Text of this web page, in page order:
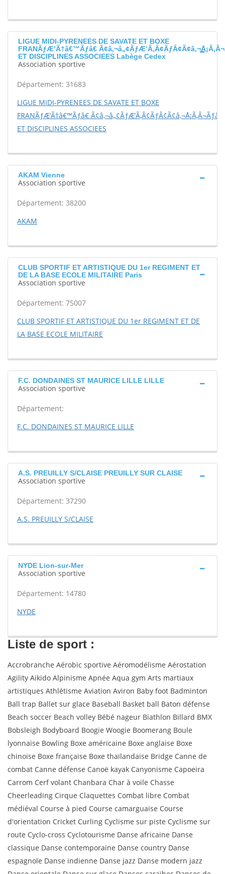
LIGUE MIDI-PYRENEES DE SAVATE ET BOXE
FRANÃƒÆ’Ã†â€™Ãƒâ€
ET DISCIPLINES ASSOCIEES Labège Cedex
Association sportive
Département: 31683
LIGUE MIDI-PYRENEES DE SAVATE ET BOXE
FRANÃƒÆ’Ã†â€™Ãƒâ€
ET DISCIPLINES ASSOCIEES
AKAM Vienne
Association sportive
Département: 38200
AKAM
CLUB SPORTIF ET ARTISTIQUE DU 1er REGIMENT ET
DE LA BASE ECOLE MILITAIRE Paris
Association sportive
Département: 75007
CLUB SPORTIF ET ARTISTIQUE DU 1er REGIMENT ET DE
LA BASE ECOLE MILITAIRE
F.C. DONDAINES ST MAURICE LILLE LILLE
Association sportive
Département:
F.C. DONDAINES ST MAURICE LILLE
A.S. PREUILLY S/CLAISE PREUILLY SUR CLAISE
Association sportive
Département: 37290
A.S. PREUILLY S/CLAISE
NYDE Lion-sur-Mer
Association sportive
Département: 14780
NYDE
Liste de sport :
Accrobranche Aérobic sportive Aéromodélisme Aérostation
Agility Aikido Alpinisme Apnée Aqua gym Arts martiaux
artistiques Athlétisme Aviation Aviron Baby foot Badminton
Ball trap Ballet sur glace Baseball Basket ball Baton défense
Beach soccer Beach volley Bébé nageur Biathlon Billard BMX
Bobsleigh Bodyboard Boogie Woogie Boomerang Boule
lyonnaise Bowling Boxe américaine Boxe anglaise Boxe
chinoise Boxe française Boxe thaïlandaise Bridge Canne de
combat Canne défense Canoë kayak Canyonisme Capoeira
Carrom Cerf volant Chanbara Char à voile Chasse
Cheerleading Cirque Claquettes Combat libre Combat
médiéval Course à pied Course camarguaise Course
d'orientation Cricket Curling Cyclisme sur piste Cyclisme sur
route Cyclo-cross Cyclotourisme Danse africaine Danse
classique Danse contemporaine Danse country Danse
espagnole Danse indienne Danse jazz Danse modern jazz